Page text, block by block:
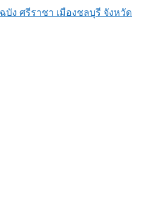
ศรีราชา เมืองชลบุรี จังหวัดชลบุรี